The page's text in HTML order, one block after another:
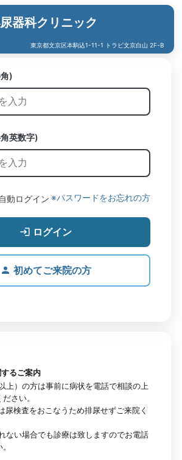
器科クリニック
東京都文京区本駒込1-11-1 トラビ文京白山 2F-B
)
英数字)
動ログイン ※パスワードをお忘れの方
ログイン
初めてご来院の方
るご案内
上）の方は事前に病状を電話で相談の上
さい。
尿検査をおこなうため排尿せずご来院く
ない場合でも診療は致しますのでお電話